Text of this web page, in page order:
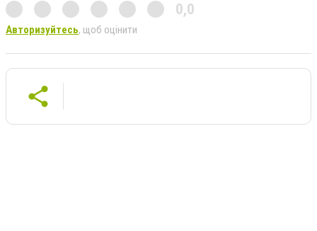
0,0
Авторизуйтесь, щоб оцінити